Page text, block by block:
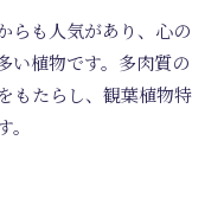
らも人気があり、心の
い植物です。多肉質の
もたらし、観葉植物特